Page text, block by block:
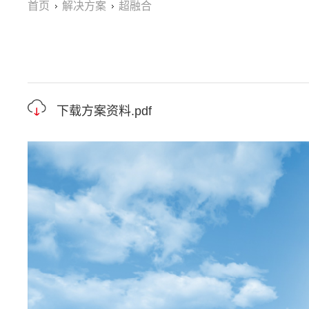
首页 解决方案 超融合
下载方案资料.pdf